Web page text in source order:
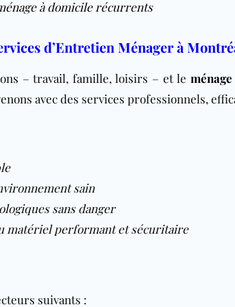
à domicile récurrents
d’Entretien Ménager à
– travail, famille, loisirs – et le
avec des services professionnels,
sain
sans danger
matériel performant et sécuritaire
suivants :